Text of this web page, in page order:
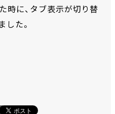
時に、タブ表示が切り替
した。